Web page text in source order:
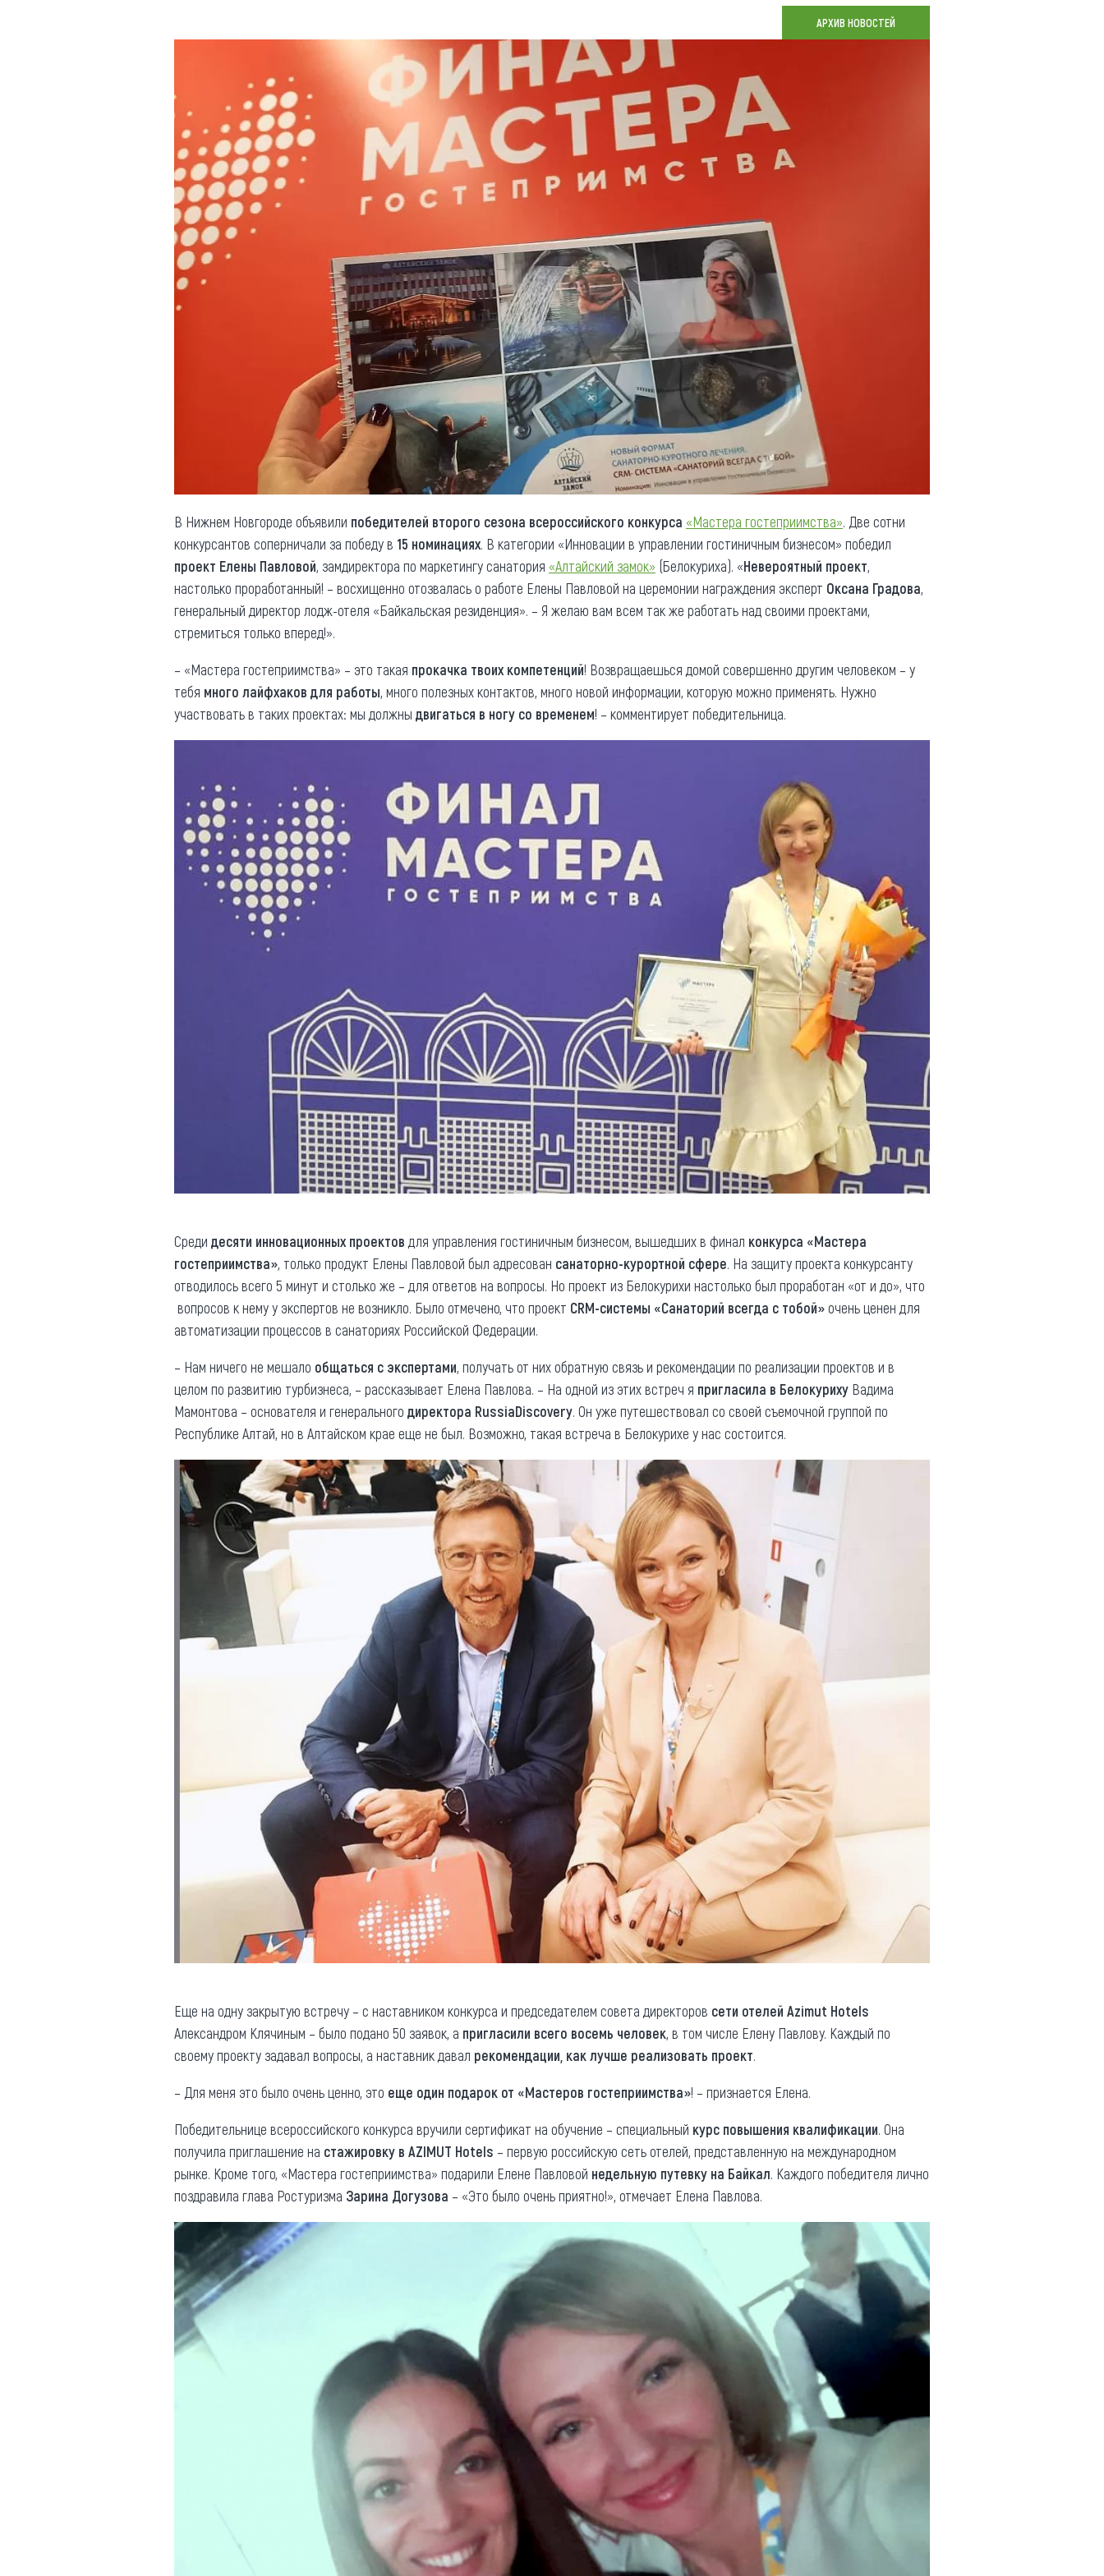
Придорожные кафе
Новости
Что привезти (сувениры)
Общая информация
Как добраться
Люди, прославившие Алтай
Карты и буклеты
Коллекция впечатлений
Другие рубрики
Реестр туроператоров
АРХИВ НОВОСТЕЙ
В Нижнем Новгороде объявили победителей второго сезона всероссийского конкурса «Мастера гостеприимства». Две сотни
конкурсантов соперничали за победу в 15 номинациях. В категории «Инновации в управлении гостиничным бизнесом» победил
проект Елены Павловой, замдиректора по маркетингу санатория «Алтайский замок» (Белокуриха). «Невероятный проект,
настолько проработанный! – восхищенно отозвалась о работе Елены Павловой на церемонии награждения эксперт Оксана Градова,
генеральный директор лодж-отеля «Байкальская резиденция». – Я желаю вам всем так же работать над своими проектами,
стремиться только вперед!».
– «Мастера гостеприимства» – это такая прокачка твоих компетенций! Возвращаешься домой совершенно другим человеком – у
тебя много лайфхаков для работы, много полезных контактов, много новой информации, которую можно применять. Нужно
участвовать в таких проектах: мы должны двигаться в ногу со временем! – комментирует победительница.
Среди десяти инновационных проектов для управления гостиничным бизнесом, вышедших в финал конкурса «Мастера
гостеприимства», только продукт Елены Павловой был адресован санаторно-курортной сфере. На защиту проекта конкурсанту
отводилось всего 5 минут и столько же – для ответов на вопросы. Но проект из Белокурихи настолько был проработан «от и до», что
вопросов к нему у экспертов не возникло. Было отмечено, что проект CRM-системы «Санаторий всегда с тобой»очень ценен для
автоматизации процессов в санаториях Российской Федерации.
– Нам ничего не мешало общаться с экспертами, получать от них обратную связь и рекомендации по реализации проектов и в
целом по развитию турбизнеса, – рассказывает Елена Павлова. – На одной из этих встреч я пригласила в Белокуриху Вадима
Мамонтова – основателя и генерального директора RussiaDiscovery. Он уже путешествовал со своей съемочной группой по
Республике Алтай, но в Алтайском крае еще не был. Возможно, такая встреча в Белокурихе у нас состоится.
Еще на одну закрытую встречу – с наставником конкурса и председателем совета директоров сети отелей Azimut Hotels
Александром Клячиным – было подано 50 заявок, а пригласили всего восемь человек, в том числе Елену Павлову. Каждый по
своему проекту задавал вопросы, а наставник давал рекомендации, как лучше реализовать проект.
– Для меня это было очень ценно, это еще один подарок от «Мастеров гостеприимства»! – признается Елена.
Победительнице всероссийского конкурса вручили сертификат на обучение – специальный курс повышения квалификации. Она
получила приглашение на стажировку в AZIMUT Hotels – первую российскую сеть отелей, представленную на международном
рынке. Кроме того, «Мастера гостеприимства» подарили Елене Павловой недельную путевку на Байкал. Каждого победителя лично
поздравила глава Ростуризма Зарина Догузова – «Это было очень приятно!», отмечает Елена Павлова.